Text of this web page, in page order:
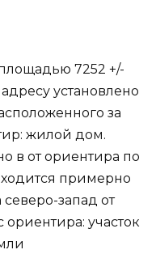
7252 +/-
установлено
за
жилой дом.
в от ориентира по
примерно
запад от
участок